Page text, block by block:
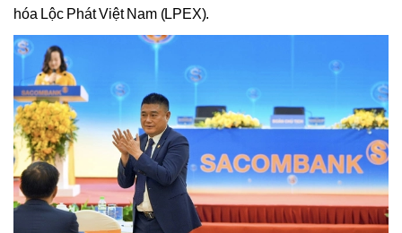
hóa Lộc Phát Việt Nam (LPEX).